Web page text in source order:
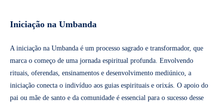
Iniciação na Umbanda
A iniciação na Umbanda é um processo sagrado e transformador, que
marca o começo de uma jornada espiritual profunda. Envolvendo
rituais, oferendas, ensinamentos e desenvolvimento mediúnico, a
iniciação conecta o indivíduo aos guias espirituais e orixás. O apoio do
pai ou mãe de santo e da comunidade é essencial para o sucesso desse